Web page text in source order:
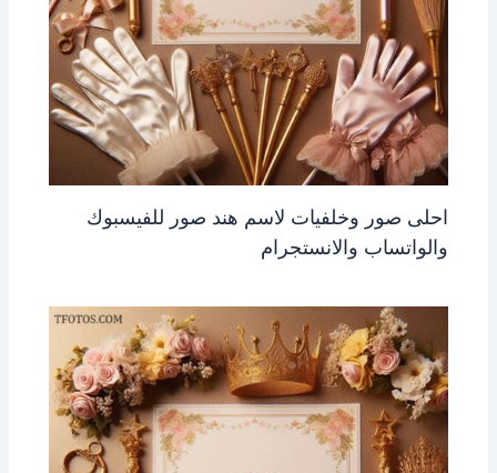
احلى صور وخلفيات لاسم هند صور للفيسبوك
والواتساب والانستجرام